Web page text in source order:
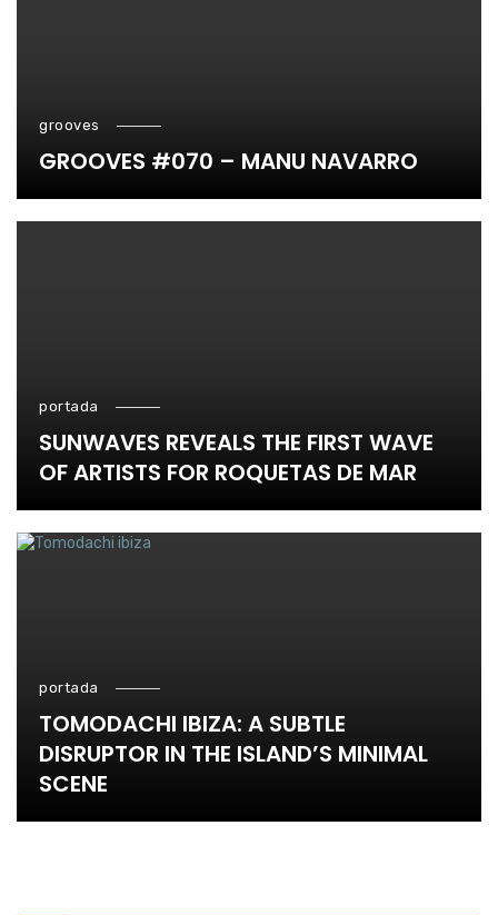
grooves
GROOVES #070 – MANU NAVARRO
portada
SUNWAVES REVEALS THE FIRST WAVE
OF ARTISTS FOR ROQUETAS DE MAR
portada
TOMODACHI IBIZA: A SUBTLE
DISRUPTOR IN THE ISLAND’S MINIMAL
SCENE